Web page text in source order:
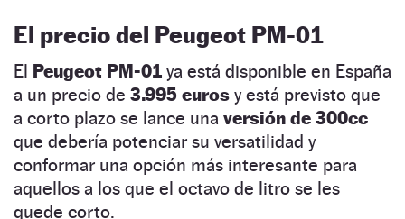
El precio del Peugeot PM-01
El Peugeot PM-01 ya está disponible en España
a un precio de 3.995 euros y está previsto que
a corto plazo se lance una versión de 300cc
que debería potenciar su versatilidad y
conformar una opción más interesante para
aquellos a los que el octavo de litro se les
quede corto.